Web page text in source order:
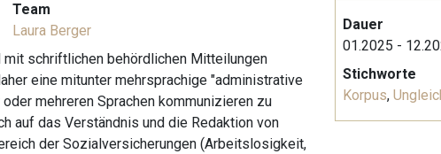
Team
Laura Berger
schriftlichen behördlichen Mitteilungen
eine mitunter mehrsprachige "administrative
mehreren Sprachen kommunizieren zu
auf das Verständnis und die Redaktion von
der Sozialversicherungen (Arbeitslosigkeit,
Dauer
01.2025 -
Stichworte
Korpus,